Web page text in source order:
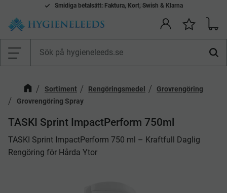
Meny
Mina önskelistor Produkter
Smidiga betalsätt: Faktura, Kort, Swish & Klarna
Sortiment Rengöringsmedel
Grovrengöring
Grovrengöring Spray
​TASKI Sprint ImpactPerform 750ml
TASKI Sprint ImpactPerform 750 ml – Kraftfull Daglig
Rengöring för Hårda Ytor